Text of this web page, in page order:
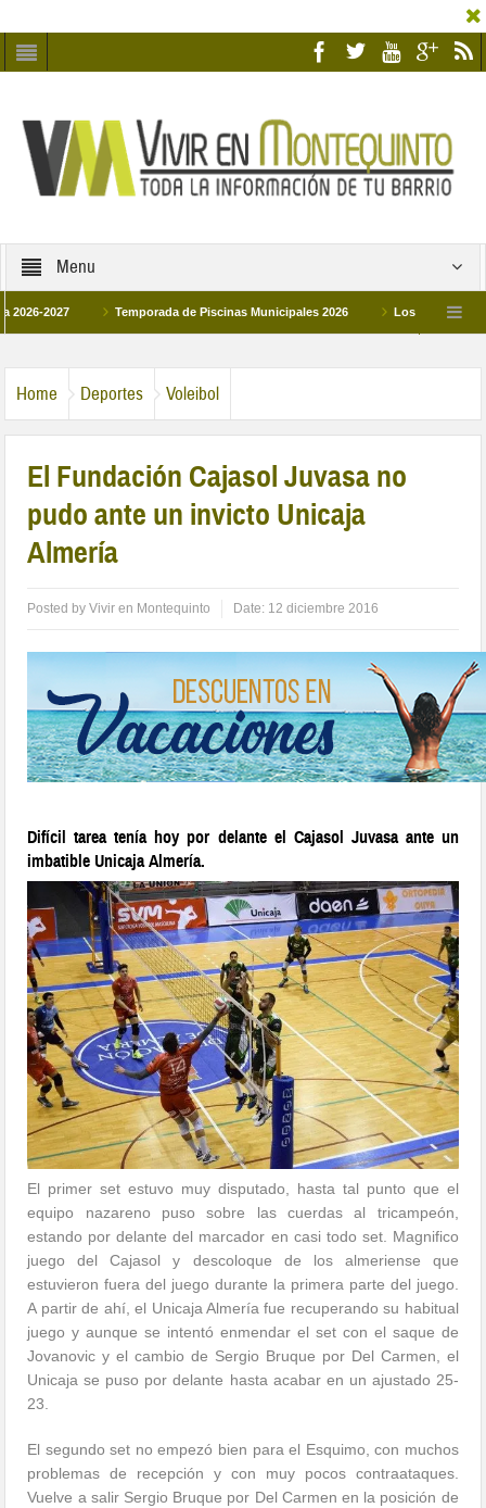
Menu
Temporada de Piscinas Municipales 2026 Los Campus de
Home Deportes Voleibol
El Fundación Cajasol Juvasa no
pudo ante un invicto Unicaja
Almería
Posted byVivir en Montequinto Date: 12 diciembre 2016
Difícil tarea tenía hoy por delante el Cajasol Juvasa ante un
imbatible Unicaja Almería.
El primer set estuvo muy disputado, hasta tal punto que el
equipo nazareno puso sobre las cuerdas al tricampeón,
estando por delante del marcador en casi todo set. Magnifico
juego del Cajasol y descoloque de los almeriense que
estuvieron fuera del juego durante la primera parte del juego.
A partir de ahí, el Unicaja Almería fue recuperando su habitual
juego y aunque se intentó enmendar el set con el saque de
Jovanovic y el cambio de Sergio Bruque por Del Carmen, el
Unicaja se puso por delante hasta acabar en un ajustado 25-
23.
El segundo set no empezó bien para el Esquimo, con muchos
problemas de recepción y con muy pocos contraataques.
Vuelve a salir Sergio Bruque por Del Carmen en la posición de